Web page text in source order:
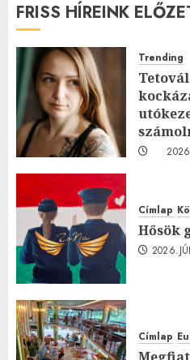
FRISS HÍREINK
Trending
Címlap
Hősök
Címlap